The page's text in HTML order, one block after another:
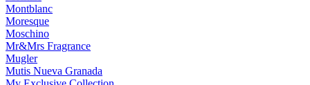
Montblanc
Moresque
Moschino
Mr&Mrs Fragrance
Mugler
Mutis Nueva Granada